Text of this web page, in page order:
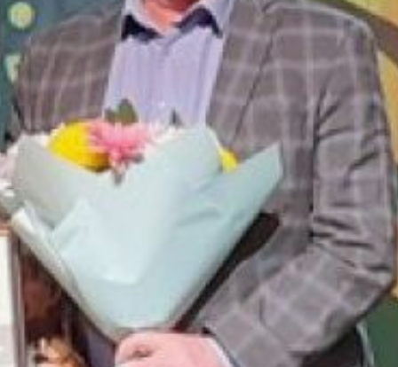
садоводческий
(огороднический)
участок», «Лучшая семья
садоводов (огородников)»,
«Лучшее садоводческое
(огородническое)
некоммерческое
товарищество», «Лучший
клуб садоводов
и огородников
в Хабаровском крае», «За
активное участие и личный
вклад в развитие
садоводческого
(огороднического)
движения».
Конкурс проводится в два
этапа: муниципальный
и краевой. Итоги
муниципального этапа
конкурса подводятся